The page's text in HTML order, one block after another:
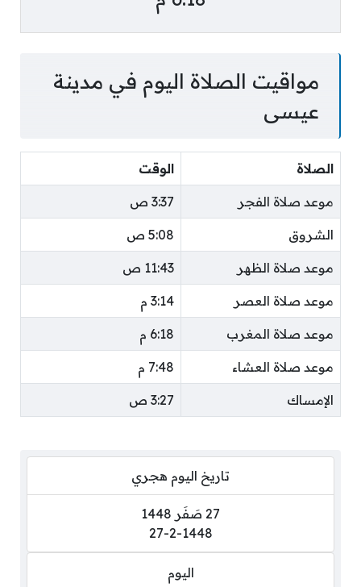
مواقيت الصلاة اليوم في مدينة
عيسى
الصلاة الوقت
موعد صلاة الفجر 3:37 ص
الشروق 5:08 ص
موعد صلاة الظهر 11:43 ص
موعد صلاة العصر 3:14 م
موعد صلاة المغرب 6:18 م
موعد صلاة العشاء 7:48 م
الإمساك 3:27 ص
تاريخ اليوم هجري
27 صَفَر 1448
27-2-1448
اليوم